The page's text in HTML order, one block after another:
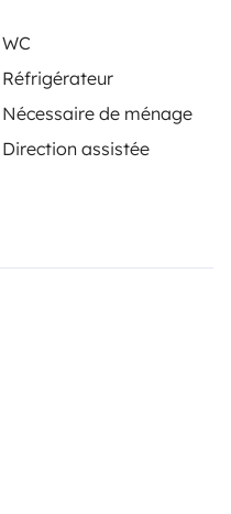
WC
Réfrigérateur
Nécessaire de ménage
Direction assistée